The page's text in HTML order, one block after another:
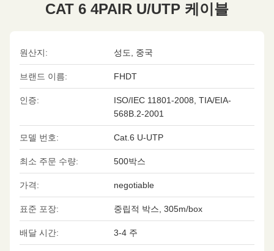
CAT 6 4PAIR U/UTP 케이블
원산지: 성도, 중국
브랜드 이름: FHDT
인증:
ISO/IEC 11801-2008, TIA/EIA-
568B.2-2001
모델 번호: Cat.6 U-UTP
최소 주문 수량: 500박스
가격: negotiable
표준 포장: 중립적 박스, 305m/box
배달 시간: 3-4 주